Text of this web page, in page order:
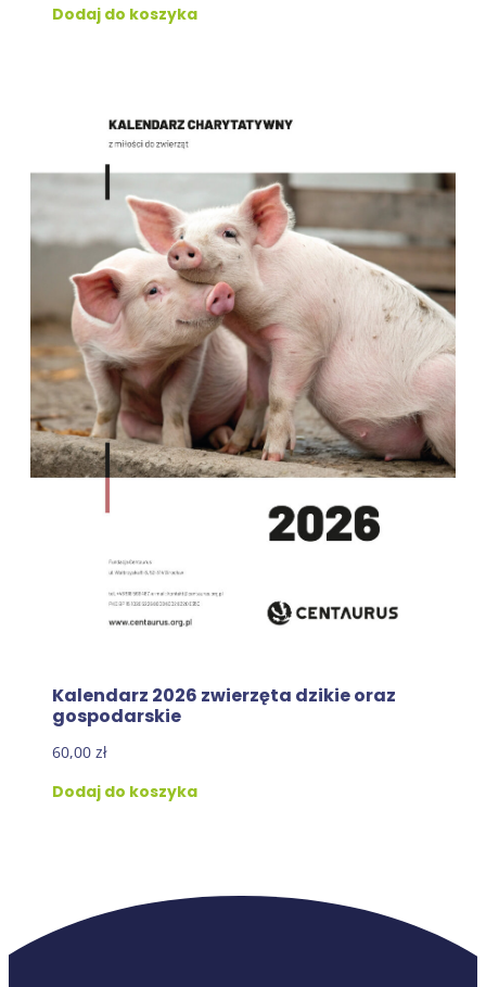
Dodaj do koszyka
Kalendarz 2026 zwierzęta dzikie oraz
gospodarskie
60,00 zł
Dodaj do koszyka